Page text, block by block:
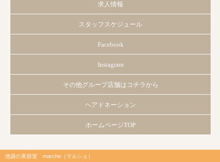
求人情報
スタッフスケジュール
Facebook
Instagram
その他グループ店舗はコチラから
ヘアドネーション
ホームページTOP
池袋の美容室 marche（マルシェ）